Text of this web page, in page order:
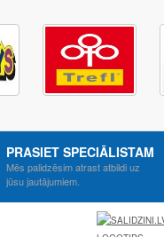
PRASIET SPECIĀLISTAM
Mēs palidzēsim atrast atbildi uz
jūsu jautājumiem.